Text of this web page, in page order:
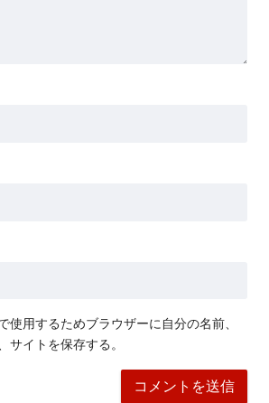
使用するためブラウザーに自分の名前、
サイトを保存する。